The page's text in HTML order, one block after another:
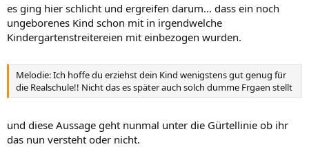
es ging hier schlicht und ergreifen darum... dass ein noch
ungeborenes Kind schon mit in irgendwelche
Kindergartenstreitereien mit einbezogen wurden.
Melodie: Ich hoffe du erziehst dein Kind wenigstens gut genug für
die Realschule!! Nicht das es später auch solch dumme Frgaen stellt
und diese Aussage geht nunmal unter die Gürtellinie ob ihr
das nun versteht oder nicht.